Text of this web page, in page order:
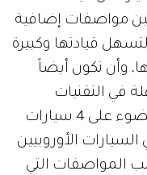
مواصفات إضافية
قيادتها وكبيرة
وأن تكون أيضاً
في التقنيات
والتحكم. «زهرة الخليج» تسلط الضوء على 4 سيارات
الأوروبيين
المواصفات التي